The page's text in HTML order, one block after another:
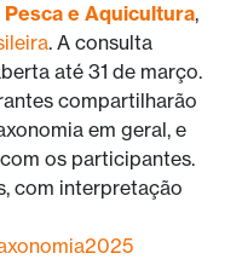
e Aquicultura,
. A consulta
até 31 de março.
compartilharão
em geral, e
os participantes.
com interpretação